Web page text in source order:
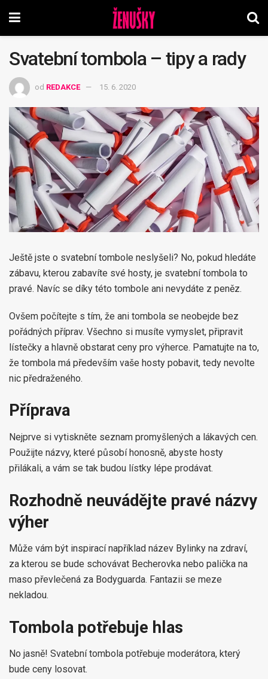
Svatební tombola – tipy a rady
od REDAKCE 15. 6. 2020
Ještě jste o svatební tombole neslyšeli? No, pokud hledáte
zábavu, kterou zabavíte své hosty, je svatební tombola to
pravé. Navíc se díky této tombole ani nevydáte z peněz.
Ovšem počítejte s tím, že ani tombola se neobejde bez
pořádných příprav. Všechno si musíte vymyslet, připravit
lístečky a hlavně obstarat ceny pro výherce. Pamatujte na to,
že tombola má především vaše hosty pobavit, tedy nevolte
nic předraženého.
Příprava
Nejprve si vytiskněte seznam promyšlených a lákavých cen.
Použijte názvy, které působí honosně, abyste hosty
přilákali, a vám se tak budou lístky lépe prodávat.
Rozhodně neuvádějte pravé názvy
výher
Může vám být inspirací například název Bylinky na zdraví,
za kterou se bude schovávat Becherovka nebo palička na
maso převlečená za Bodyguarda. Fantazii se meze
nekladou.
Tombola potřebuje hlas
No jasně! Svatební tombola potřebuje moderátora, který
bude ceny losovat.